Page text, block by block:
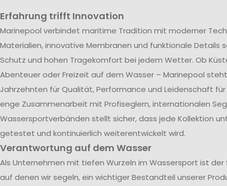
Erfahrung trifft Innovation
Marinepool verbindet maritime Tradition mit moderner
Materialien, innovative Membranen und funktionale Details
Schutz und hohen Tragekomfort bei jedem Wetter. Ob
Abenteuer oder Freizeit auf dem Wasser – Marinepool
Jahrzehnten für Qualität, Performance und Leidenschaft
enge Zusammenarbeit mit Profiseglern, internationalen
Wassersportverbänden stellt sicher, dass jede Kollektion
getestet und kontinuierlich weiterentwickelt wird.
Verantwortung auf dem Wasser
Als Unternehmen mit tiefen Wurzeln im Wassersport ist der
auf denen wir segeln, ein wichtiger Bestandteil unserer